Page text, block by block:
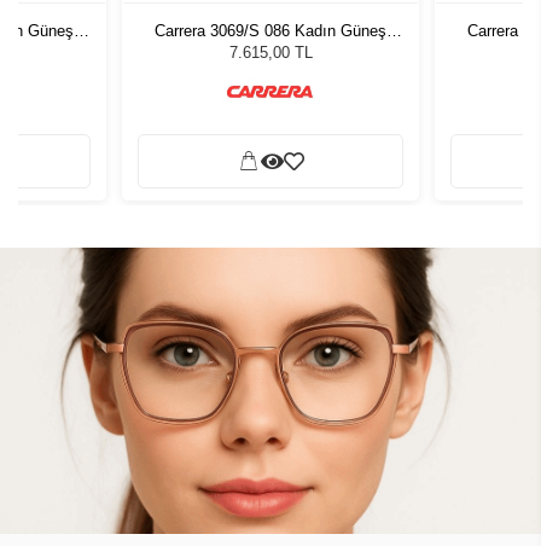
Güneş
Carrera 3069/S 086 Kadın Güneş
Gözlüğü
7.615,00 TL
Carrera